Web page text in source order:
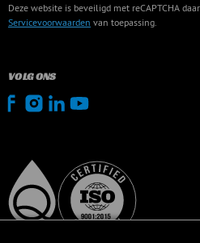
Deze website is beveiligd met reCAPTCHA
Servicevoorwaarden van toepassing.
VOLG ONS